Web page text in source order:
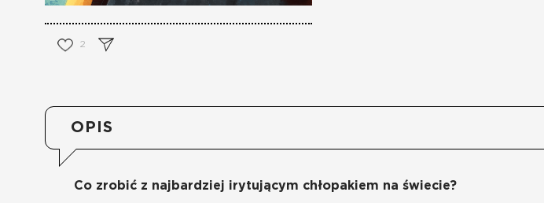
2
OPIS
Co zrobić z najbardziej irytującym chłopakiem na świecie?